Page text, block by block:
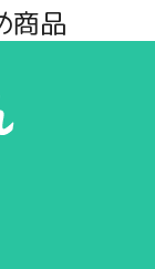
商品